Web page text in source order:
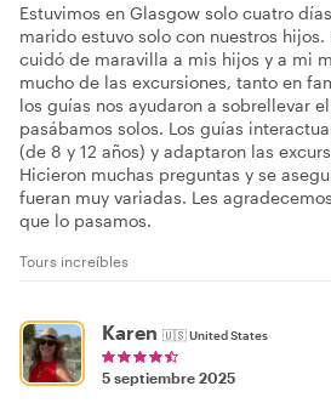
Estuvimos en Glasgow solo cuatro
marido estuvo solo con nuestros
cuidó de maravilla a mis hijos y a mi
mucho de las excursiones, tanto en
los guías nos ayudaron a sobrellevar
pasábamos solos. Los guías
(de 8 y 12 años) y adaptaron las
Hicieron muchas preguntas y se
fueran muy variadas. Les
que lo pasamos.
Tours increíbles
Karen 🇺🇸United States
5 septiembre 2025